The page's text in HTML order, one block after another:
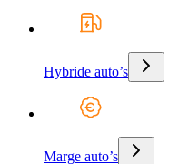
Hybride auto’s
Marge auto’s